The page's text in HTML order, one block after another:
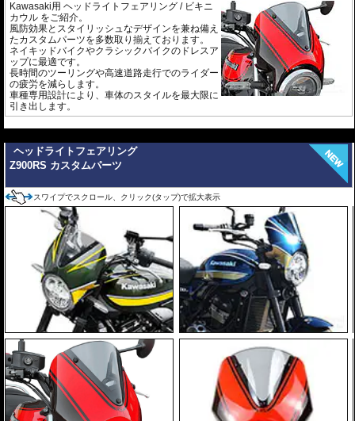
Kawasaki用 ヘッドライトフェアリング / ビキニ
カウル をご紹介。
風防効果とスタイリッシュなデザインを兼ね備え
たカスタムパーツを多数取り揃えております。
ネイキッドバイクやクラシックバイクのドレスア
ップに最適です。
長時間のツーリングや高速道路走行でのライダー
の疲労を減らします。
車種専用設計により、車体のスタイルを最大限に
引き出します。
ヘッドライトフェアリング
Z900RS カスタムパーツ
スワイプでスクロール、クリック(タップ)で拡大表示